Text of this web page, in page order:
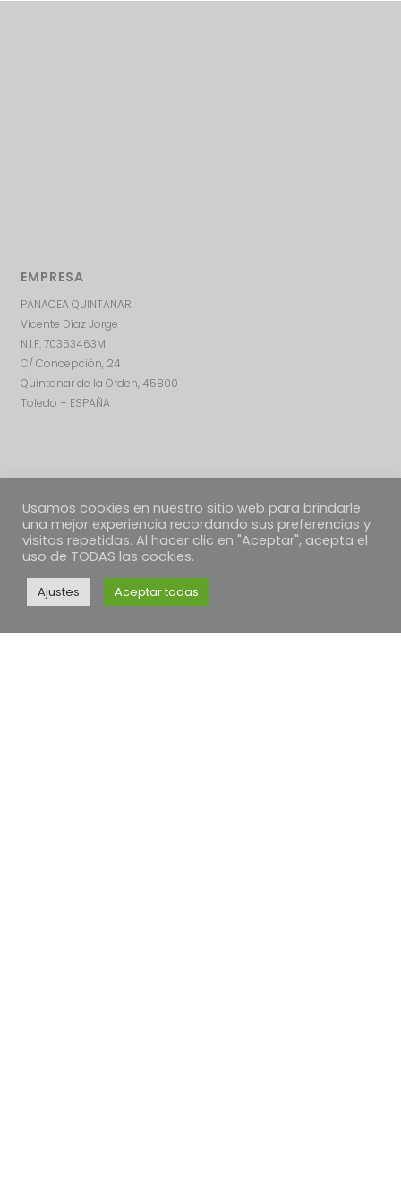
EMPRESA
PANACEA QUINTANAR
Vicente Díaz Jorge
N.I.F. 70353463M
C/ Concepción, 24
Quintanar de la Orden, 45800
Toledo – ESPAÑA
Usamos cookies en nuestro sitio web para brindarle
una mejor experiencia recordando sus preferencias y
visitas repetidas. Al hacer clic en "Aceptar", acepta el
uso de TODAS las cookies.
Ajustes Aceptar todas